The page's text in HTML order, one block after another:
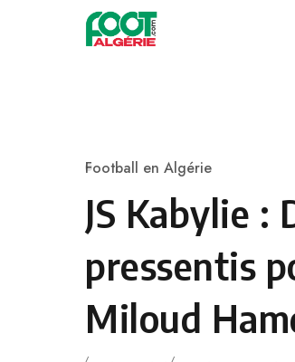
Skip to content
Category
Football en Algérie
JS Kabylie :
pressentis
Miloud